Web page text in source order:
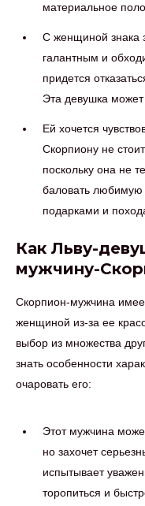
материальное
С женщиной знака
галантным и
придется
Эта девушка
Ей хочется
Скорпиону не
поскольку она не
баловать
подарками и
Как Льву-
мужчину-
Скорпион-мужчина
женщиной из-за ее
выбор из множества
знать особенности
очаровать его:
Этот мужчина
но захочет
испытывает
торопиться и